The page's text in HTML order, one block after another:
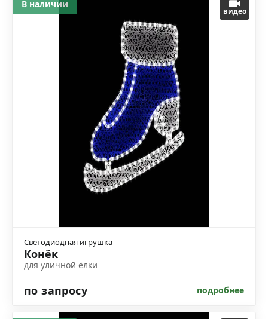
видео
Светодиодная игрушка
Конёк
для уличной ёлки
по запросу подробнее
В наличии